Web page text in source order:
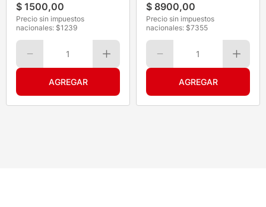
$ 1500,00
Precio sin impuestos
nacionales: $1239
1
$ 8900,00
Precio sin impuestos
nacionales: $7355
1